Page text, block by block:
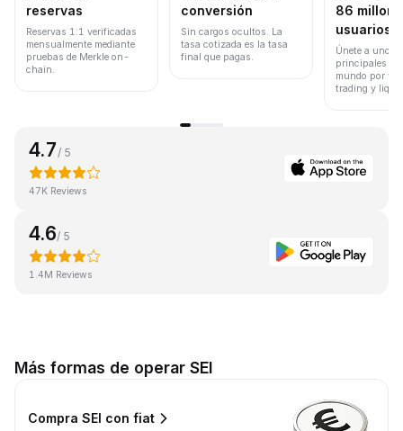
reservas
Reservas 1:1 verificadas
mensualmente mediante
pruebas de Merkle on-
chain.
conversión
Sin cargos ocultos. La
tasa cotizada es la tasa
final que pagas.
86
usuarios
Únete a uno
principales
mundo por
trading y
4.7 / 5
47K Reviews
4.6/ 5
1.4M Reviews
Más formas de operar SEI
Compra SEI con fiat